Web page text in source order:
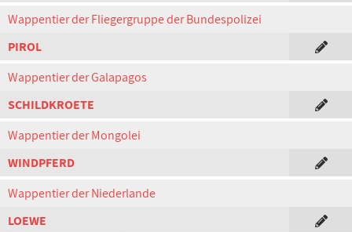
Wappentier der Fliegergruppe der Bundespolizei
PIROL
Wappentier der Galapagos
SCHILDKROETE
Wappentier der Mongolei
WINDPFERD
Wappentier der Niederlande
LOEWE